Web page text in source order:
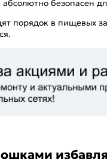
абсолютно безопасен
порядок в пищевых